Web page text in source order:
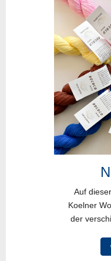
Auf
Koelner
der